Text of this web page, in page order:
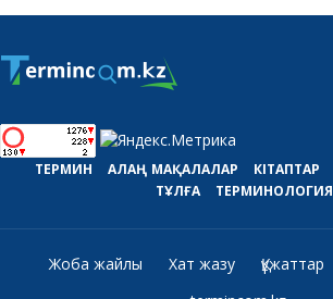
ТЕРМИН АЛАҢ МАҚАЛАЛАР КІТАПТАР
ТҰЛҒА
ТЕРМИНОЛОГИЯ
Жоба жайлы Хат жазу Құжаттар